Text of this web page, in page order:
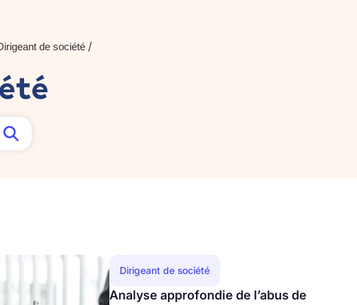
de société /
Dirigeant de société
Analyse approfondie de l’abus de